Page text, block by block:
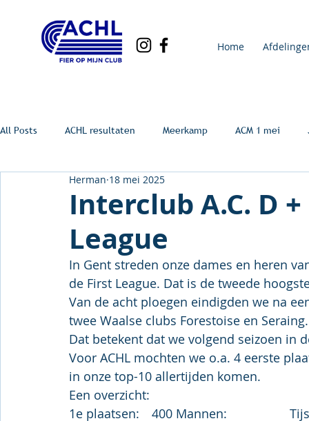
Home
All Posts ACHL resultaten Meerkamp ACM 1 mei
Interclub A.C. D
League
Herman 18 mei 2025
In Gent streden onze dames en heren
de First League. Dat is de tweede
Van de acht ploegen eindigden we na
twee Waalse clubs Forestoise en Seraing.
Dat betekent dat we volgend seizoen in
Voor ACHL mochten we o.a. 4 eerste
in onze top-10 allertijden komen.
Een overzicht: